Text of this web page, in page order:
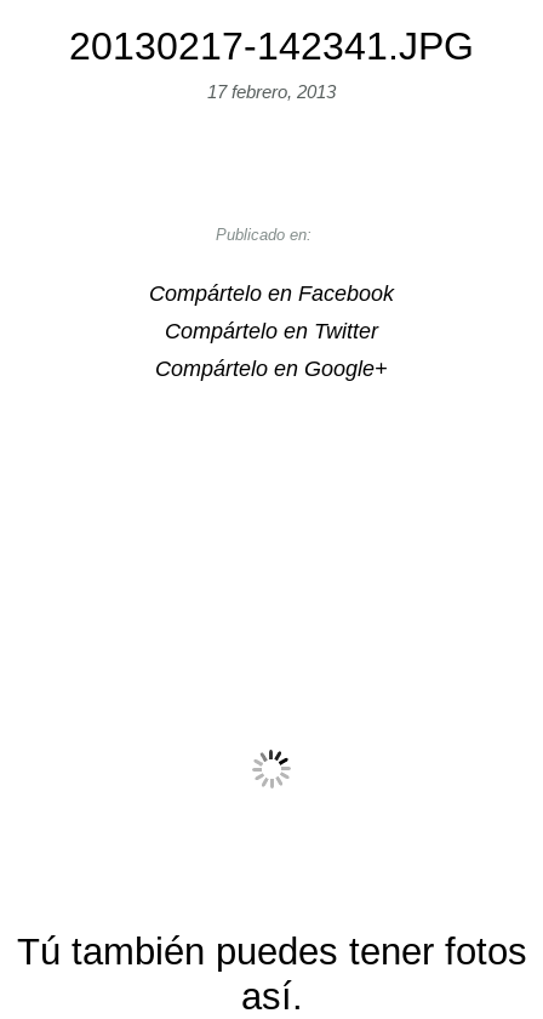
20130217-142341.JPG
17 febrero, 2013
Publicado en:
Compártelo en Facebook
Compártelo en Twitter
Compártelo en Google+
Tú también puedes tener fotos
así.